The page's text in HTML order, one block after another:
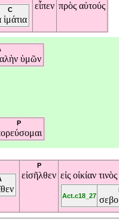
C
ἱμάτια
εἶπεν πρὸς αὐτούς
ὑμῶν
P
P
εἰσῆλθεν εἰς οἰκίαν τινὸς
Act.c18_27